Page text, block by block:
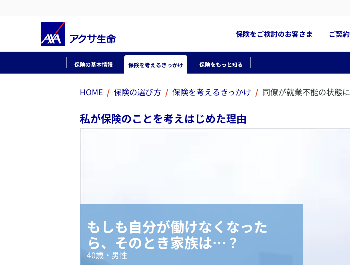
保険をご検討のお客さま ご契
保険の基本情報 保険を考えるきっかけ 保険をもっと知る
HOME 保険の選び方 保険を考えるきっかけ 同僚が就業不能の状態に
私が保険のことを考えはじめた理由
もしも自分が働けなくなった
ら、そのとき家族は…？
40歳・ 男性